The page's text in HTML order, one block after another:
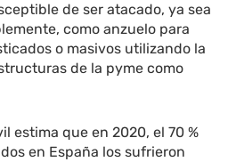
de ser atacado, ya sea
como anzuelo para
o masivos utilizando la
de la pyme como
estima que en 2020, el 70 %
en España los sufrieron